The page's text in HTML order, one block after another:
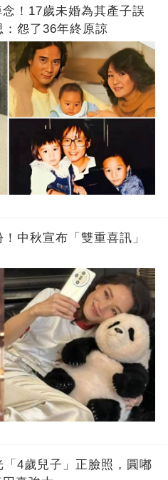
！17歲未婚為其產子誤
怨了36年終原諒
中秋宣布「雙重喜訊」
4歲兒子」正臉照，圓嘟